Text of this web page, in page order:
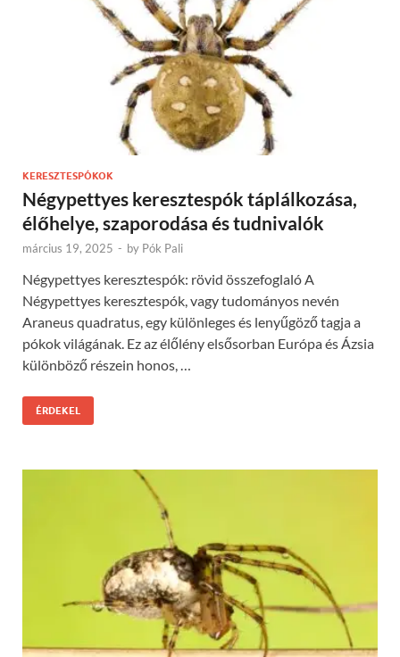
KERESZTESPÓKOK
Négypettyes keresztespók táplálkozása,
élőhelye, szaporodása és tudnivalók
március 19, 2025 - by Pók Pali
Négypettyes keresztespók: rövid összefoglaló A
Négypettyes keresztespók, vagy tudományos nevén
Araneus quadratus, egy különleges és lenyűgöző tagja a
pókok világának. Ez az élőlény elsősorban Európa és Ázsia
különböző részein honos, …
ÉRDEKEL